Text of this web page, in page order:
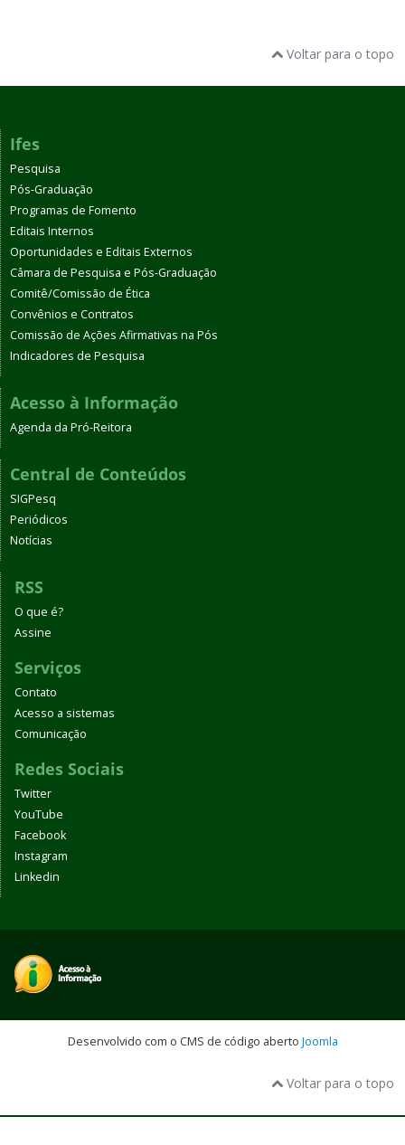
Voltar para o topo
Ifes
Pesquisa
Pós-Graduação
Programas de Fomento
Editais Internos
Oportunidades e Editais Externos
Câmara de Pesquisa e Pós-Graduação
Comitê/Comissão de Ética
Convênios e Contratos
Comissão de Ações Afirmativas na Pós
Indicadores de Pesquisa
Acesso à Informação
Agenda da Pró-Reitora
Central de Conteúdos
SIGPesq
Periódicos
Notícias
RSS
O que é?
Assine
Serviços
Contato
Acesso a sistemas
Comunicação
Redes Sociais
Twitter
YouTube
Facebook
Instagram
Linkedin
Desenvolvido com o CMS de código aberto Joomla
Voltar para o topo